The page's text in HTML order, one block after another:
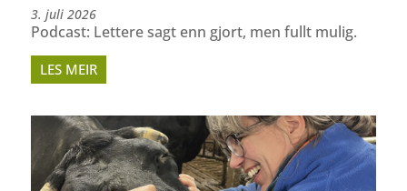
3. juli 2026
Podcast: Lettere sagt enn gjort, men fullt mulig.
LES MEIR